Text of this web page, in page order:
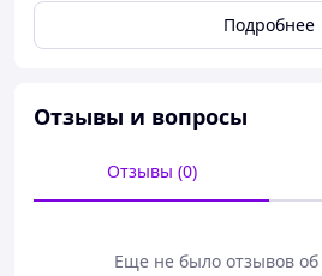
Задние фонари Facelift (OEM, 2
для Mercedes-Benz добавят
Подробнее
Отзывы и вопросы
Отзывы (0)
Еще не было отзывов об